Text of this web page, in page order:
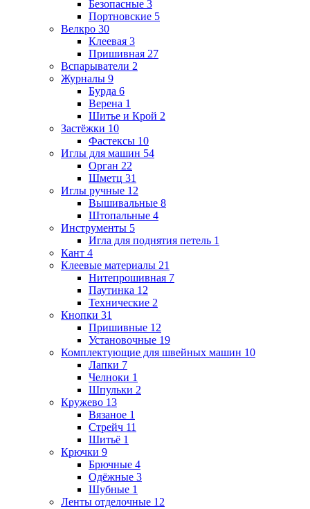
Безопасные 3
Портновские 5
Велкро 30
Клеевая 3
Пришивная 27
Вспарыватели 2
Журналы 9
Бурда 6
Верена 1
Шитье и Крой 2
Застёжки 10
Фастексы 10
Иглы для машин 54
Орган 22
Шметц 31
Иглы ручные 12
Вышивальные 8
Штопальные 4
Инструменты 5
Игла для поднятия петель 1
Кант 4
Клеевые материалы 21
Нитепрошивная 7
Паутинка 12
Технические 2
Кнопки 31
Пришивные 12
Установочные 19
Комплектующие для швейных машин 10
Лапки 7
Челноки 1
Шпульки 2
Кружево 13
Вязаное 1
Стрейч 11
Шитьё 1
Крючки 9
Брючные 4
Одёжные 3
Шубные 1
Ленты отделочные 12